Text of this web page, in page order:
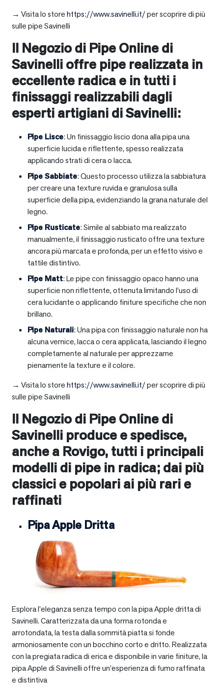
→ Visita lo storehttps://www.savinelli.it/per scoprire di più
sulle pipe Savinelli
Il Negozio di Pipe Online di
Savinelli offre pipe realizzata in
eccellente radica e in tutti i
finissaggi realizzabili dagli
esperti artigiani di Savinelli:
Pipe Lisce: Un finissaggio liscio dona alla pipa una
superficie lucida e riflettente, spesso realizzata
applicando strati di cera o lacca.
Pipe Sabbiate: Questo processo utilizza la sabbiatura
per creare una texture ruvida e granulosa sulla
superficie della pipa, evidenziando la grana naturale del
legno.
Pipe Rusticate: Simile al sabbiato ma realizzato
manualmente, il finissaggio rusticato offre una texture
ancora più marcata e profonda, per un effetto visivo e
tattile distintivo.
Pipe Matt: Le pipe con finissaggio opaco hanno una
superficie non riflettente, ottenuta limitando l’uso di
cera lucidante o applicando finiture specifiche che non
brillano.
Pipe Naturali: Una pipa con finissaggio naturale non ha
alcuna vernice, lacca o cera applicata, lasciando il legno
completamente al naturale per apprezzarne
pienamente la texture e il colore.
→ Visita lo storehttps://www.savinelli.it/per scoprire di più
sulle pipe Savinelli
Il Negozio di Pipe Online di
Savinelli produce e spedisce,
anche a Rovigo, tutti i principali
modelli di pipe in radica; dai più
classici e popolari ai più rari e
raffinati
Pipa Apple Dritta
Esplora l’eleganza senza tempo con la pipa Apple dritta di
Savinelli. Caratterizzata da una forma rotonda e
arrotondata, la testa dalla sommità piatta si fonde
armoniosamente con un bocchino corto e dritto. Realizzata
con la pregiata radica di erica e disponibile in varie finiture, la
pipa Apple di Savinelli offre un’esperienza di fumo raffinata
e distintiva